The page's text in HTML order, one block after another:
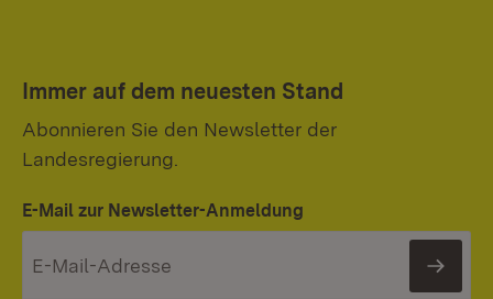
Immer auf dem neuesten Stand
Abonnieren Sie den Newsletter der
Landesregierung.
E-Mail zur Newsletter-Anmeldung